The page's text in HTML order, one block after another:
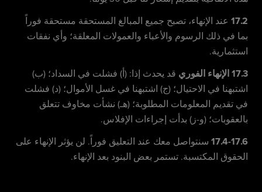
17.2 عند الإنهاء، تصبح جميع المبالغ المستحقة مستحقة فوراً
بما في ذلك الرسوم والأعباء والعمولات المعلقة؛ وأي نفقات
استثمارية.
17.3 الإنهاء الفوري
قد يحدث إذا: (أ) فشلت في السداد؛ (ب)
اشتبهنا في الاحتيال؛ (ج) اشتبهنا في غسل الأموال؛ (د) فشلت
في تقديم المعلومات المطلوبة؛ (هـ) نشأت مخاوف تتعلق
بالعقوبات؛ (و-ز) بدأت إجراءات الإفلاس.
17.4-17.6 سنتواصل معك عند التعليق فوراً. لن يؤثر الإنهاء على
الحقوق المكتسبة. تستمر بعض البنود بعد الإنهاء.